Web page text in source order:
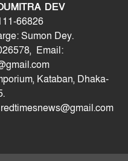
ভারত থেকে আরও বেশি
জুলাই গণঅভ্যুত্থান দিবস
ব্যবধানে হারল
চিকিৎসক সমাবেশের
উল্টে নিহত ৮, আহত ১০
DEV
66826
Sumon Dey.
Email:
Kataban, Dhaka-